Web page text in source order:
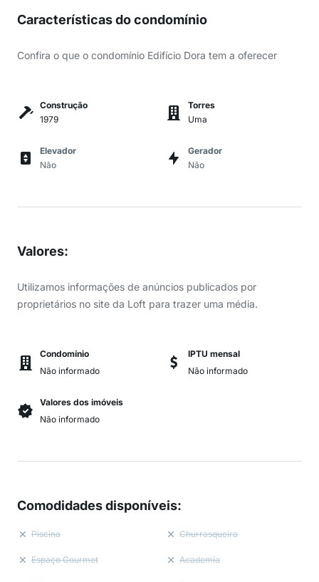
Características do condomínio
Confira o que o condomínio Edifício Dora tem a oferecer
Construção
1979
Torres
Uma
Elevador
Não
Gerador
Não
Valores:
Utilizamos informações de anúncios publicados por
proprietários no site da Loft para trazer uma média.
Condomínio
Não informado
IPTU mensal
Não informado
Valores dos imóveis
Não informado
Comodidades disponíveis:
Piscina Churrasqueira
Espaço Gourmet Academia